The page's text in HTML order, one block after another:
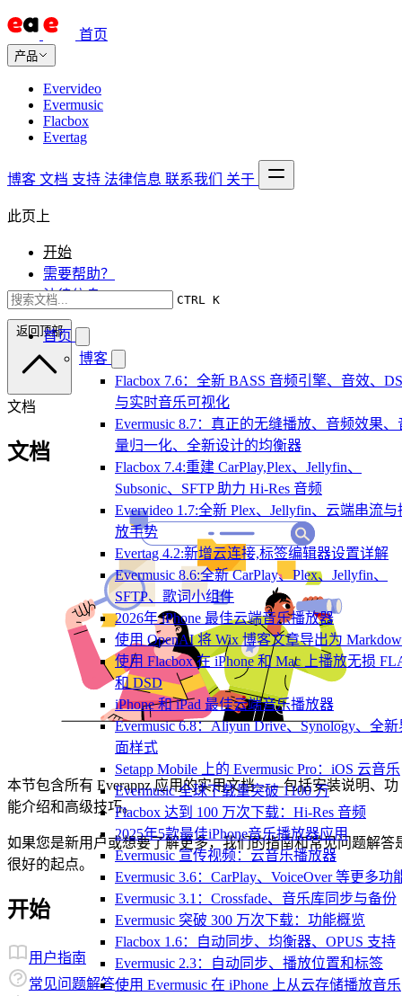
首页
产品
Evervideo
Evermusic
Flacbox
Evertag
博客 文档 支持 法律信息 联系我们 关于
CTRL K
首页
博客
Flacbox 7.6：全新 BASS 音频引擎、音效、
与实时音乐可视化
Evermusic 8.7：真正的无缝播放、音频效果、
量归一化、全新设计的均衡器
Flacbox 7.4:重建 CarPlay,Plex、Jellyfin、
Subsonic、SFTP 助力 Hi-Res 音频
Evervideo 1.7:全新 Plex、Jellyfin、云端串流与
放手势
Evertag 4.2:新增云连接,标签编辑器设置详解
Evermusic 8.6:全新 CarPlay、Plex、Jellyfin、
SFTP、歌词小组件
2026年 iPhone 最佳云端音乐播放器
使用 OpenAI 将 Wix 博客文章导出为
使用 Flacbox 在 iPhone 和 Mac 上播放无损
和 DSD
iPhone 和 iPad 最佳云端音乐播放器
Evermusic 6.8：Aliyun Drive、Synology、全新
面样式
Setapp Mobile 上的 Evermusic Pro：iOS 云音乐
Evermusic 全球下载量突破 1100 万
Flacbox 达到 100 万次下载：Hi-Res 音频
2025年5款最佳iPhone音乐播放器应用
Evermusic 宣传视频：云音乐播放器
Evermusic 3.6：CarPlay、VoiceOver 等更多功
Evermusic 3.1：Crossfade、音乐库同步与备份
Evermusic 突破 300 万次下载：功能概览
Flacbox 1.6：自动同步、均衡器、OPUS 支持
Evermusic 2.3：自动同步、播放位置和标签
使用 Evermusic 在 iPhone 上从云存储播放音乐
此页上
开始
需要帮助？
法律信息
返回顶部
文档
文档
本节包含所有 Everappz 应用的实用文档——包括安装说明、功
能介绍和高级技巧。
如果您是新用户或想要了解更多，我们的指南和常见问题解答
很好的起点。
开始
用户指南
常见问题解答